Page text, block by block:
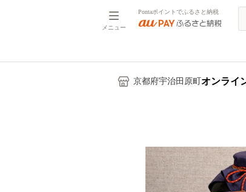
メニュー
Pontaポイントでふるさと納税
京都府宇治田原町 オンライ